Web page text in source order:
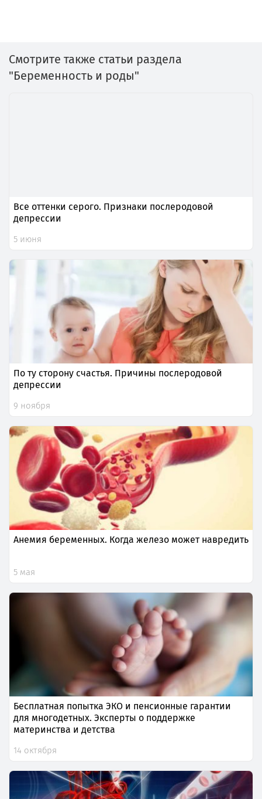
Смотрите также статьи раздела
"Беременность и роды"
Все оттенки серого. Признаки послеродовой
депрессии
5 июня
По ту сторону счастья. Причины послеродовой
депрессии
9 ноября
Анемия беременных. Когда железо может навредить
5 мая
Бесплатная попытка ЭКО и пенсионные гарантии
для многодетных. Эксперты о поддержке
материнства и детства
14 октября